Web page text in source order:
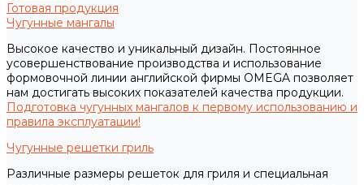
Готовая продукция
Чугунные мангалы
Высокое качество и уникальный дизайн. Постоянное
усовершенствование производства и использование
формовочной линии английской фирмы OMEGA позволяет
нам достигать высоких показателей качества продукции.
Подготовка чугунных мангалов к первому использованию и
правила эксплуатации!
Чугунные решетки гриль
Различные размеры решеток для гриля и специальная